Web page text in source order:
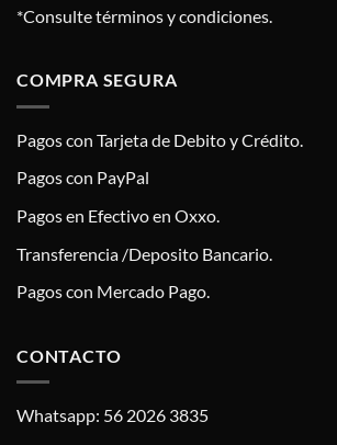
*Consulte términos y condiciones.
COMPRA SEGURA
Pagos con Tarjeta de Debito y Crédito.
Pagos con PayPal
Pagos en Efectivo en Oxxo.
Transferencia /Deposito Bancario.
Pagos con Mercado Pago.
CONTACTO
Whatsapp: 56 2026 3835